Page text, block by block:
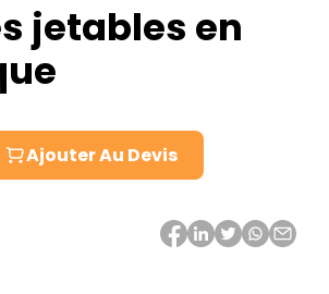
jetables en
Ajouter Au Devis